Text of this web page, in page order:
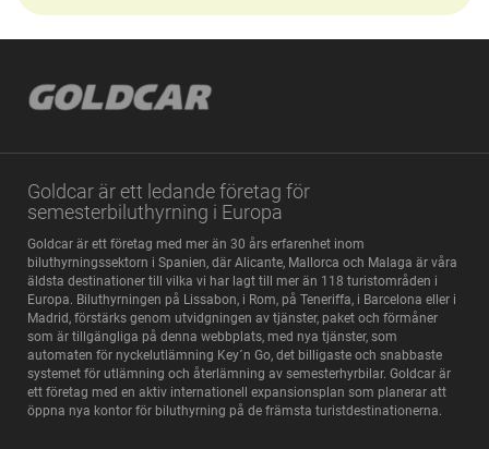
Goldcar är ett ledande företag för
semesterbiluthyrning i Europa
Goldcar är ett företag med mer än 30 års erfarenhet inom
biluthyrningssektorn i Spanien, där Alicante, Mallorca och Malaga är våra
äldsta destinationer till vilka vi har lagt till mer än 118 turistområden i
Europa. Biluthyrningen på Lissabon, i Rom, på Teneriffa, i Barcelona eller i
Madrid, förstärks genom utvidgningen av tjänster, paket och förmåner
som är tillgängliga på denna webbplats, med nya tjänster, som
automaten för nyckelutlämning Key´n Go, det billigaste och snabbaste
systemet för utlämning och återlämning av semesterhyrbilar. Goldcar är
ett företag med en aktiv internationell expansionsplan som planerar att
öppna nya kontor för biluthyrning på de främsta turistdestinationerna.